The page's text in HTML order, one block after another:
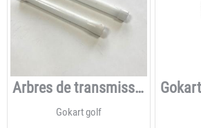
Arbres de transmission MK1
Gokart golf